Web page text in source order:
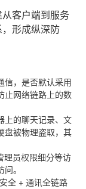
客户端到服务
形成纵深防
信，是否默认采用
止网络链路上的数
上的聊天记录、文
盘被物理盗取，其
理员权限细分等访
。
全 + 通讯全链路